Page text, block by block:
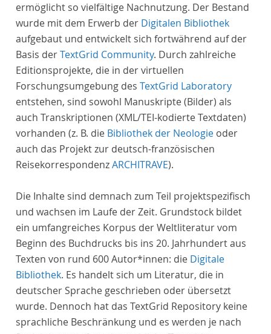
ermöglicht so vielfältige Nachnutzung. Der Bestand
wurde mit dem Erwerb der Digitalen Bibliothek
aufgebaut und entwickelt sich fortwährend auf der
Basis derTextGrid Community. Durch zahlreiche
Editionsprojekte, die in der virtuellen
Forschungsumgebung des TextGrid Laboratory
entstehen, sind sowohl Manuskripte (Bilder) als
auch Transkriptionen (XML/TEI-kodierte Textdaten)
vorhanden (z. B. die Bibliothek der Neologie oder
auch das Projekt zur deutsch-französischen
ReisekorrespondenzARCHITRAVE).
Die Inhalte sind demnach zum Teil projektspezifisch
und wachsen im Laufe der Zeit. Grundstock bildet
ein umfangreiches Korpus der Weltliteratur vom
Beginn des Buchdrucks bis ins 20. Jahrhundert aus
Texten von rund 600 Autor*innen: die Digitale
Bibliothek. Es handelt sich um Literatur, die in
deutscher Sprache geschrieben oder übersetzt
wurde. Dennoch hat das TextGrid Repository keine
sprachliche Beschränkung und es werden je nach